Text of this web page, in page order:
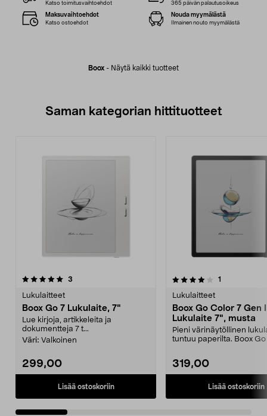
Boox - Näytä kaikki tuotteet
Katso toimitusvaihtoehdot 365 päivän palautusoikeus
Maksuvaihtoehdot
Katso ostoehdot
Nouda myymälästä
Ilmainen nouto myymälästä
Saman kategorian hittituotteet
3
Lukulaitteet
Boox Go 7 Lukulaite, 7"
Lue kirjoja, artikkeleita ja
dokumentteja 7 t...
Väri: Valkoinen
299,00
Lisää ostoskoriin
4.0 viidestä
1
Lukulaitteet
Boox Go Color 7 Gen
Lukulaite 7", musta
Pieni värinäytöllinen
tuntuu paperilta. Boox Go
319,00
Lisää ostoskoriin
3.0 viidestä